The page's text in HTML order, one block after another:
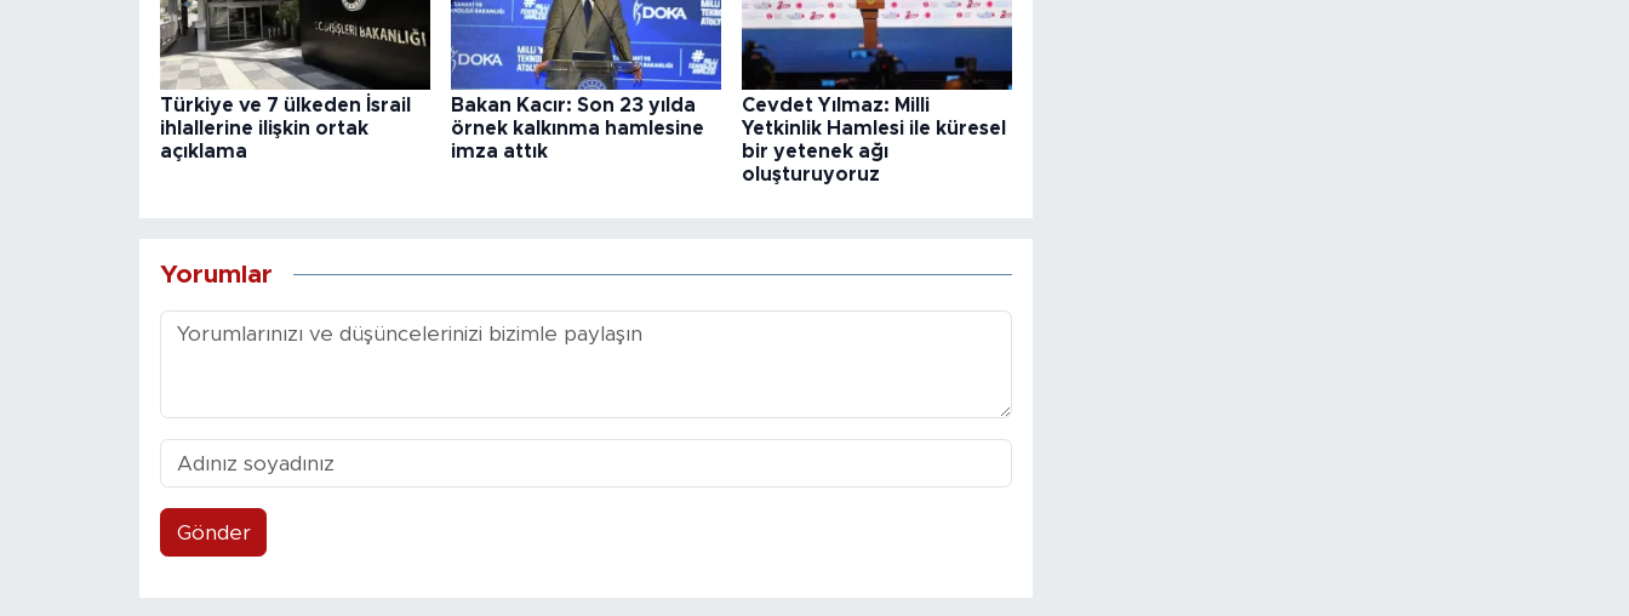
Türkiye ve 7 ülkeden İsrail
ihlallerine ilişkin ortak
açıklama
Bakan Kacır: Son 23 yılda
örnek kalkınma hamlesine
imza attık
Cevdet Yılmaz: Milli
Yetkinlik Hamlesi ile küresel
bir yetenek ağı
oluşturuyoruz
Yorumlar
Gönder